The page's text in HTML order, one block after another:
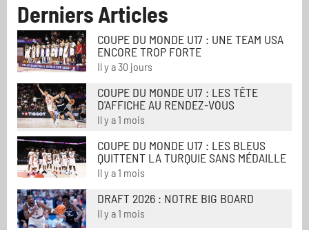
Derniers Articles
COUPE DU MONDE U17 : UNE TEAM USA
ENCORE TROP FORTE
Il y a 30 jours
COUPE DU MONDE U17 : LES TÊTE
D'AFFICHE AU RENDEZ-VOUS
Il y a 1 mois
COUPE DU MONDE U17 : LES BLEUS
QUITTENT LA TURQUIE SANS MÉDAILLE
Il y a 1 mois
DRAFT 2026 : NOTRE BIG BOARD
Il y a 1 mois